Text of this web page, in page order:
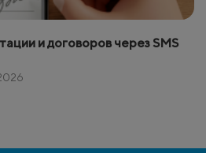
и договоров через SMS